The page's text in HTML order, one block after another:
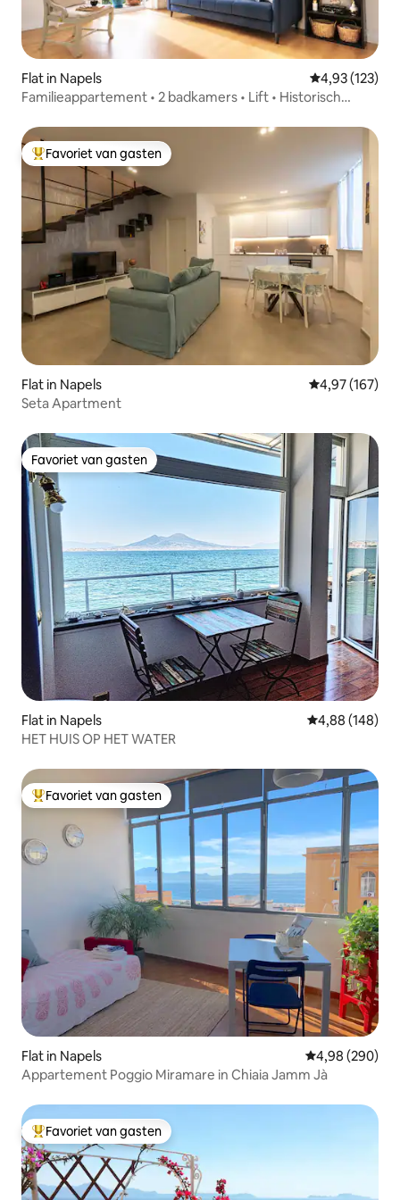
Flat in Napels Gemiddelde
4,93 (123)
Familieappartement • 2 badkamers • Lift • Historisch
Topfavoriet van gasten
Favoriet van gasten
Flat in Napels Gemiddelde
4,97 (167)
Seta Apartment
Favoriet van gasten
Favoriet van gasten
Flat in Napels Gemiddelde
4,88 (148)
HET HUIS OP HET WATER
Topfavoriet van gasten
Favoriet van gasten
Flat in Napels Gemiddelde
4,98 (290)
Appartement Poggio Miramare in Chiaia Jamm Jà
Topfavoriet van gasten
Favoriet van gasten